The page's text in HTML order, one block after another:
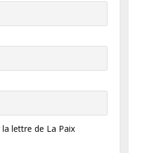
lettre de La Paix